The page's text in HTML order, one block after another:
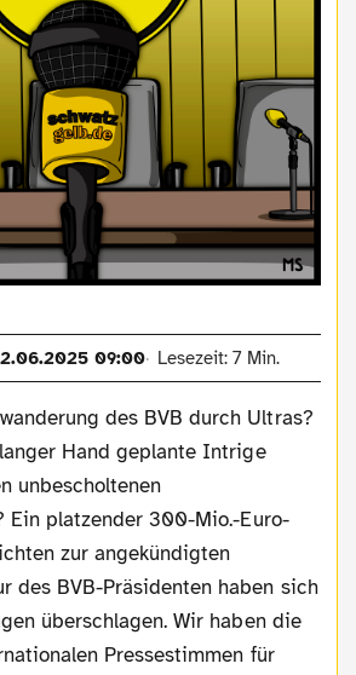
09:00 Lesezeit: 7 Min.
des BVB durch Ultras?
Hand geplante Intrige
unbescholtenen
Ein platzender 300-Mio.-Euro-
zur angekündigten
des BVB-Präsidenten haben sich
überschlagen. Wir haben die
Pressestimmen für